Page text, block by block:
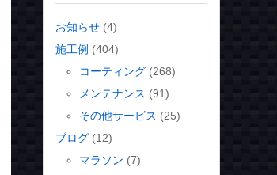
お知らせ (4)
施工例 (404)
コーティング (268)
メンテナンス (91)
その他サービス (25)
ブログ (12)
マラソン (7)